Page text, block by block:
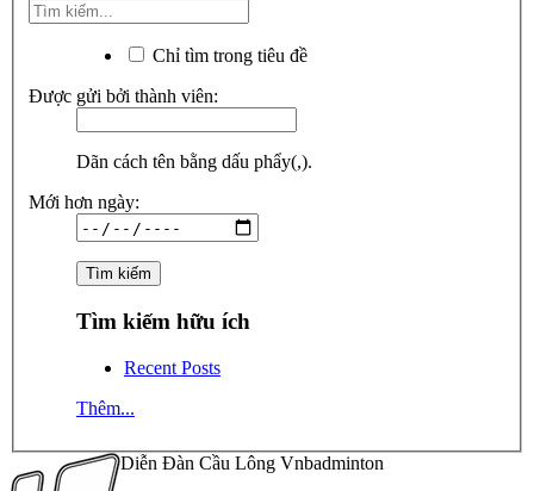
Chỉ tìm trong tiêu đề
Được gửi bởi thành viên:
Dãn cách tên bằng dấu phẩy(,).
Mới hơn ngày:
Tìm kiếm hữu ích
Recent Posts
Thêm...
Diễn Đàn Cầu Lông Vnbadminton